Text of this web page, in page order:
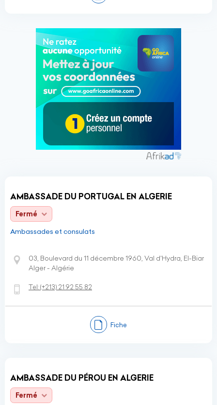
AMBASSADE DU PORTUGAL EN ALGERIE
Fermé
Ambassades et consulats
03, Boulevard du 11 décembre 1960, Val d'Hydra, El-Biar
Alger - Algérie
Tel:(+213) 21 92 55 82
Fiche
AMBASSADE DU PÉROU EN ALGERIE
Fermé